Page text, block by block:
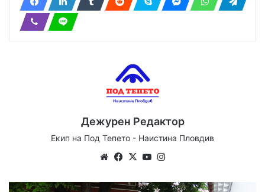
Дежурен Редактор
Екип на Под Тепето - Наистина Пловдив
We
te
Fa
bo
X
Yo
ub ra